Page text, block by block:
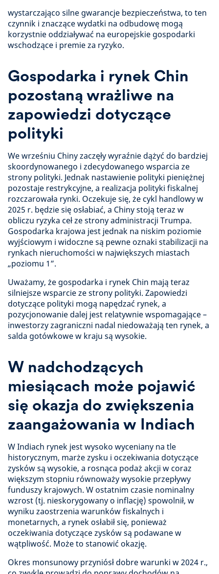
wystarczająco silne gwarancje bezpieczeństwa, to ten
czynnik i znaczące wydatki na odbudowę mogą
korzystnie oddziaływać na europejskie gospodarki
wschodzące i premie za ryzyko.
Gospodarka i rynek Chin
pozostaną wrażliwe na
zapowiedzi dotyczące
polityki
We wrześniu Chiny zaczęły wyraźnie dążyć do bardziej
skoordynowanego i zdecydowanego wsparcia ze
strony polityki. Jednak nastawienie polityki pieniężnej
pozostaje restrykcyjne, a realizacja polityki fiskalnej
rozczarowała rynki. Oczekuje się, że cykl handlowy w
2025 r. będzie się osłabiać, a Chiny stoją teraz w
obliczu ryzyka ceł ze strony administracji Trumpa.
Gospodarka krajowa jest jednak na niskim poziomie
wyjściowym i widoczne są pewne oznaki stabilizacji na
rynkach nieruchomości w największych miastach
„poziomu 1”.
Uważamy, że gospodarka i rynek Chin mają teraz
silniejsze wsparcie ze strony polityki. Zapowiedzi
dotyczące polityki mogą napędzać rynek, a
pozycjonowanie dalej jest relatywnie wspomagające –
inwestorzy zagraniczni nadal niedoważają ten rynek, a
salda gotówkowe w kraju są wysokie.
W nadchodzących
miesiącach może pojawić
się okazja do zwiększenia
zaangażowania w Indiach
W Indiach rynek jest wysoko wyceniany na tle
historycznym, marże zysku i oczekiwania dotyczące
zysków są wysokie, a rosnąca podaż akcji w coraz
większym stopniu równoważy wysokie przepływy
funduszy krajowych. W ostatnim czasie nominalny
wzrost (tj. nieskorygowany o inflację) spowolnił, w
wyniku zaostrzenia warunków fiskalnych i
monetarnych, a rynek osłabił się, ponieważ
oczekiwania dotyczące zysków są podawane w
wątpliwość. Może to stanowić okazję.
Okres monsunowy przyniósł dobre warunki w 2024 r.,